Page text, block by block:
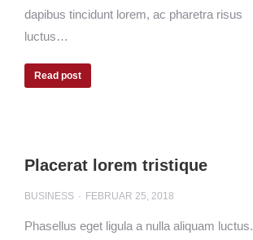
dapibus tincidunt lorem, ac pharetra risus
luctus…
Read post
Placerat lorem tristique
BUSINESS FEBRUAR 25, 2018
Phasellus eget ligula a nulla aliquam luctus.